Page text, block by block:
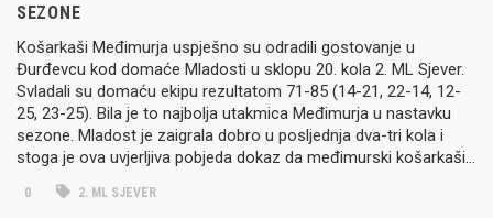
SEZONE
Košarkaši Međimurja uspješno su odradili gostovanje u
Đurđevcu kod domaće Mladosti u sklopu 20. kola 2. ML Sjever.
Svladali su domaću ekipu rezultatom 71-85 (14-21, 22-14, 12-
25, 23-25). Bila je to najbolja utakmica Međimurja u nastavku
sezone. Mladost je zaigrala dobro u posljednja dva-tri kola i
stoga je ova uvjerljiva pobjeda dokaz da međimurski košarkaši…
0 2. ML SJEVER